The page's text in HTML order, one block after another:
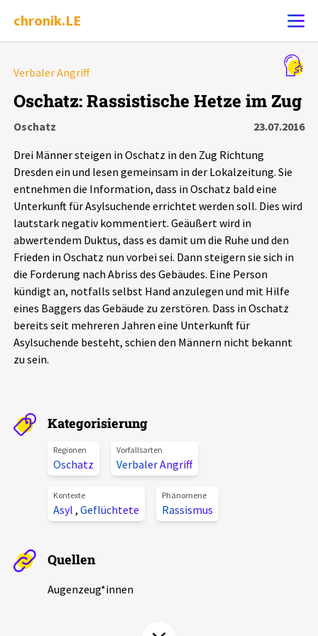
chronik.LE
Chronik
Dossiers
Leipziger Zustände
Schlaglichter
Phänomene
Aktuelles
Pressemitteilungen
Podcasts
Projektbeschreibung
Kontakt
Unterstützer_innen
Spenden
Verbaler Angriff
Oschatz: Rassistische Hetze im Zug
Oschatz
23.07.2016
Drei Männer steigen in Oschatz in den Zug Richtung
Dresden ein und lesen gemeinsam in der Lokalzeitung. Sie
entnehmen die Information, dass in Oschatz bald eine
Unterkunft für Asylsuchende errichtet werden soll. Dies wird
lautstark negativ kommentiert. Geäußert wird in
abwertendem Duktus, dass es damit um die Ruhe und den
Frieden in Oschatz nun vorbei sei. Dann steigern sie sich in
die Forderung nach Abriss des Gebäudes. Eine Person
kündigt an, notfalls selbst Hand anzulegen und mit Hilfe
eines Baggers das Gebäude zu zerstören. Dass in Oschatz
bereits seit mehreren Jahren eine Unterkunft für
Asylsuchende besteht, schien den Männern nicht bekannt
zu sein.
Kategorisierung
Regionen
Oschatz
Vorfallsarten
Verbaler Angriff
Kontexte
Asyl , Geflüchtete
Phänomene
Rassismus
Quellen
Augenzeug*innen
Alle Ereignisse
7502 Ereignisse
Ereignisse
Exportieren ? Filter Erklärungen